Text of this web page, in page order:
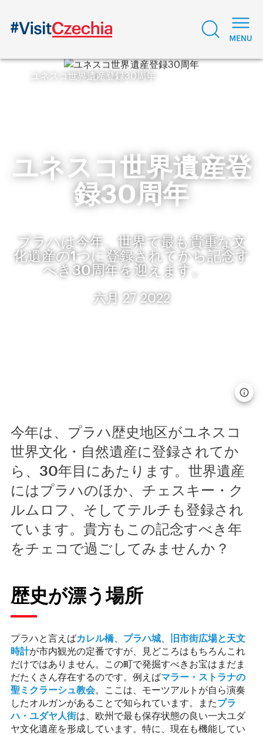
ユネスコ世界遺産登録30周年
ユネスコ世界遺産登
録30周年
プラハは今年、世界で最も貴重な文
化遺産の1つに登録されてから記念す
べき30周年を迎えます。
六月 27 2022
今年は、プラハ歴史地区がユネスコ
世界文化・自然遺産に登録されてか
ら、30年目にあたります。世界遺産
にはプラハのほか、チェスキー・ク
ルムロフ、そしてテルチも登録され
ています。貴方もこの記念すべき年
をチェコで過ごしてみませんか？
歴史が漂う場所
プラハと言えばカレル橋、 プラハ城
旧市街広場と天文
時計が市内観光の定番ですが、見どころはもちろんこれ
だけではありません。この町で発掘すべきお宝はまだま
だたくさん存在するのです。例えばマラー・ストラナの
聖ミクラーシュ教会。ここは、モーツアルトが自ら演奏
したオルガンがあることで知られています。またプラ
ハ・ユダヤ人街は、欧州で最も保存状態の良い一大ユダ
ヤ文化遺産を形成しています。特に、現在も機能してい